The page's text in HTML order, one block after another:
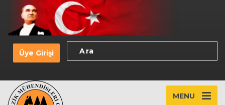
Üye Girişi
MENU